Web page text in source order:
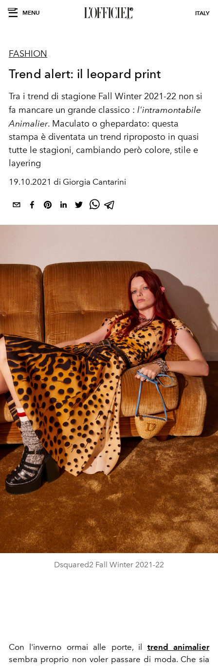
MENU ITALY
FASHION
Trend alert: il leopard print
Tra i trend di stagione Fall Winter 2021-22 non si
fa mancare un grande classico : l'intramontabile
Animalier. Maculato o ghepardato: questa
stampa è diventata un trend riproposto in quasi
tutte le stagioni, cambiando però colore, stile e
layering
19.10.2021 di Giorgia Cantarini
Dsquared2 Fall Winter 2021-22
Con l'inverno ormai alle porte, il trend animalier
sembra proprio non voler passare di moda. Che sia